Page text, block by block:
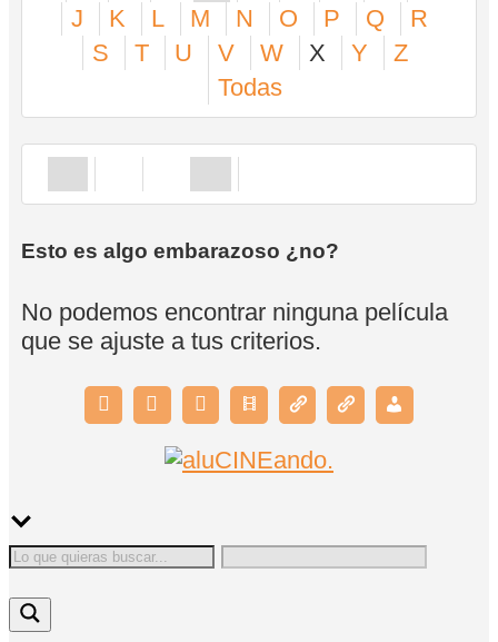
J
K L M N O P Q
R
S
T U V W X Y
Z
Todas
Esto es algo embarazoso ¿no?
No podemos encontrar ninguna película
que se ajuste a tus criterios.